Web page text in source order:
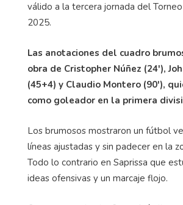
válido a la tercera jornada del
2025.
Las anotaciones del cuadro
obra de Cristopher Núñez (24'),
(45+4) y Claudio Montero (90'),
como goleador en la primera
Los brumosos mostraron un fútbol
líneas ajustadas y sin padecer en la
Todo lo contrario en Saprissa que
ideas ofensivas y un marcaje flojo.